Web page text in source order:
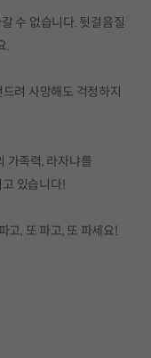
수 없습니다. 뒷걸음질
.
려 사망해도 걱정하지
가족력, 라자냐를
있습니다!
고, 또 파고, 또 파세요!